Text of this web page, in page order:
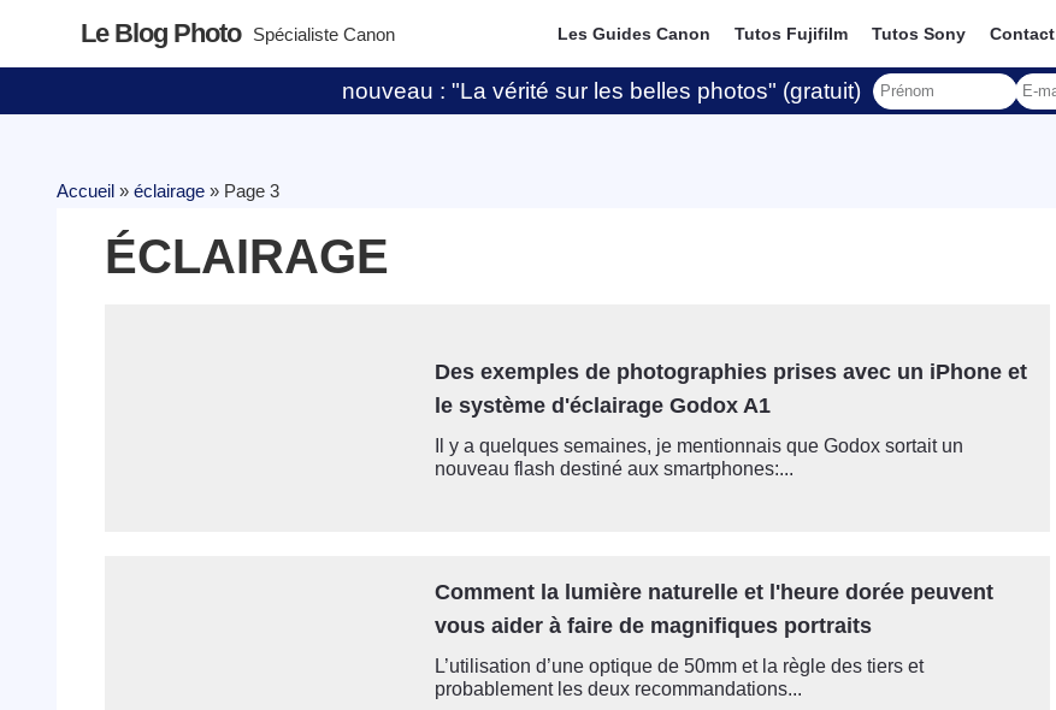
Le Blog Photo Spécialiste Canon Les Guides Canon Tutos Fujifilm Tutos Sony Contact
nouveau : "La vérité sur les belles photos" (gratuit)
Accueil » éclairage » Page 3
ÉCLAIRAGE
Des exemples de photographies prises avec un iPhone et
le système d'éclairage Godox A1
Il y a quelques semaines, je mentionnais que Godox sortait un
nouveau flash destiné aux smartphones:...
Comment la lumière naturelle et l'heure dorée peuvent
vous aider à faire de magnifiques portraits
L’utilisation d’une optique de 50mm et la règle des tiers et
probablement les deux recommandations...